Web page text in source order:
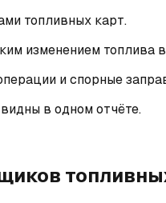
топливных карт.
изменением топлива
и спорные
в одном отчёте.